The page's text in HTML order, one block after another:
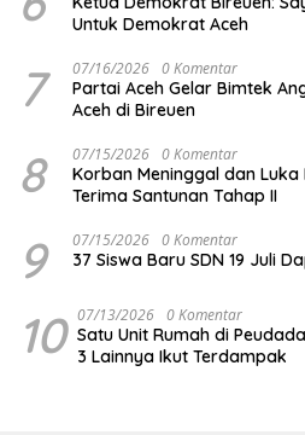
Untuk Demokrat Aceh
7 07/16/2026 0 Komentar
Partai Aceh Gelar Bimtek
Aceh di Bireuen
8 07/15/2026 0 Komentar
Korban Meninggal dan
Terima Santunan Tahap II
9 07/15/2026 0 Komentar
37 Siswa Baru SDN 19 Juli
10 07/13/2026 0 Komentar
Satu Unit Rumah di
3 Lainnya Ikut Terdampak